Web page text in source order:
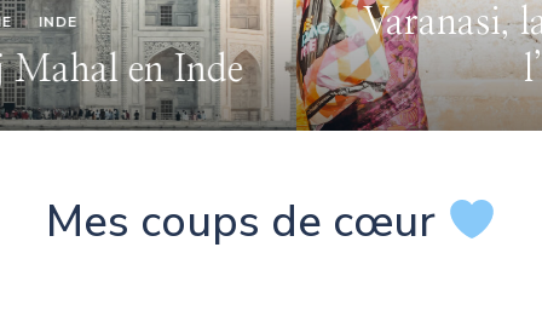
Varanasi, la ville sacrée de
l’Inde
Mes coups de cœur